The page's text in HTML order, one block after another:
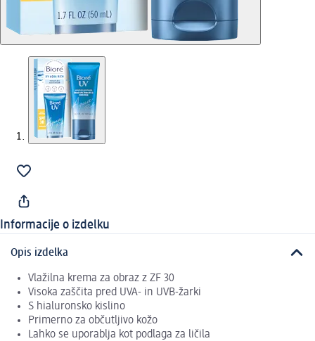
Informacije o izdelku
Opis izdelka
Vlažilna krema za obraz z ZF 30
Visoka zaščita pred UVA- in UVB-žarki
S hialuronsko kislino
Primerno za občutljivo kožo
Lahko se uporablja kot podlaga za ličila